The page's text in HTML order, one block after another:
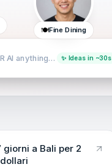
🍽️Fine Dining
AI anything… ✨ Ideas in ~30s
a Bali per 2